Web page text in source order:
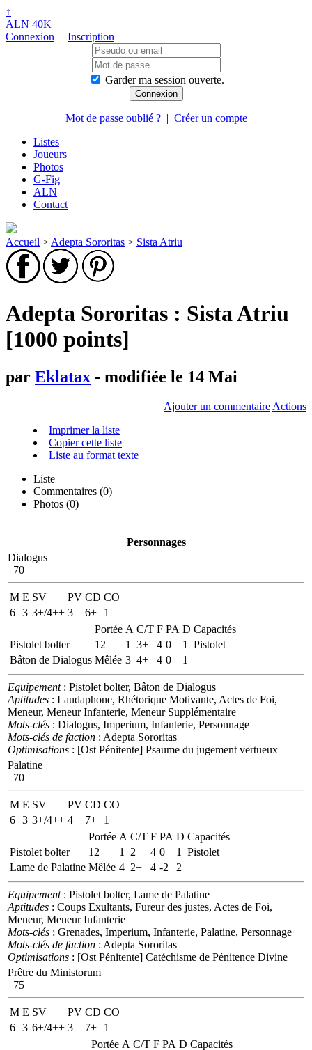
↑
ALN 40K
Connexion | Inscription
Garder ma session ouverte.
Mot de passe oublié ?| Créer un compte
Listes
Joueurs
Photos
G-Fig
ALN
Contact
Accueil > Adepta Sororitas > Sista Atriu
Adepta Sororitas : Sista Atriu
[1000 points]
par Eklatax - modifiée le 14 Mai
Ajouter un commentaire Actions
Imprimer la liste
Copier cette liste
Liste au format texte
Liste
Commentaires (0)
Photos (0)
Personnages
Dialogus
70
M E SV PV CD CO
6 3 3+/4++ 3 6+
1
Portée A C/T F PA D Capacités
Pistolet bolter
12 1 3+ 4 0 1
Pistolet
Bâton de Dialogus Mêlée 3 4+ 4 0 1
Equipement: Pistolet bolter, Bâton de Dialogus
Aptitudes : Laudaphone, Rhétorique Motivante, Actes de Foi,
Meneur, Meneur Infanterie, Meneur Supplémentaire
Mots-clés : Dialogus, Imperium, Infanterie, Personnage
Mots-clés de faction : Adepta Sororitas
Optimisations : [Ost Pénitente] Psaume du jugement vertueux
Palatine
70
M E SV PV CD CO
6 3 3+/4++ 4 7+
1
Portée A C/T F PA D Capacités
Pistolet bolter
12 1 2+ 4 0 1
Pistolet
Lame de Palatine Mêlée 4 2+ 4 -2 2
Equipement: Pistolet bolter, Lame de Palatine
Aptitudes : Coups Exultants, Fureur des justes, Actes de Foi,
Meneur, Meneur Infanterie
Mots-clés : Grenades, Imperium, Infanterie, Palatine, Personnage
Mots-clés de faction : Adepta Sororitas
Optimisations : [Ost Pénitente] Catéchisme de Pénitence Divine
Prêtre du Ministorum
75
M E SV PV CD CO
6 3 6+/4++ 3 7+
1
Portée A C/T F PA D Capacités